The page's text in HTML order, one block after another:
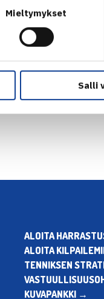
Mieltymykset
Salli
ALOITA
ALOITA
TENNIKSEN
KUVAPANKKI →